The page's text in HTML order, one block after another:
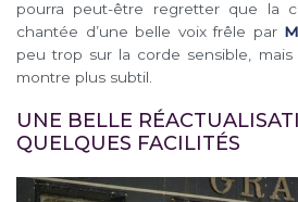
pourra peut-être regretter que la
chantée d’une belle voix frêle par
peu trop sur la corde sensible,
montre plus subtil.
UNE BELLE
QUELQUES FACILITÉS